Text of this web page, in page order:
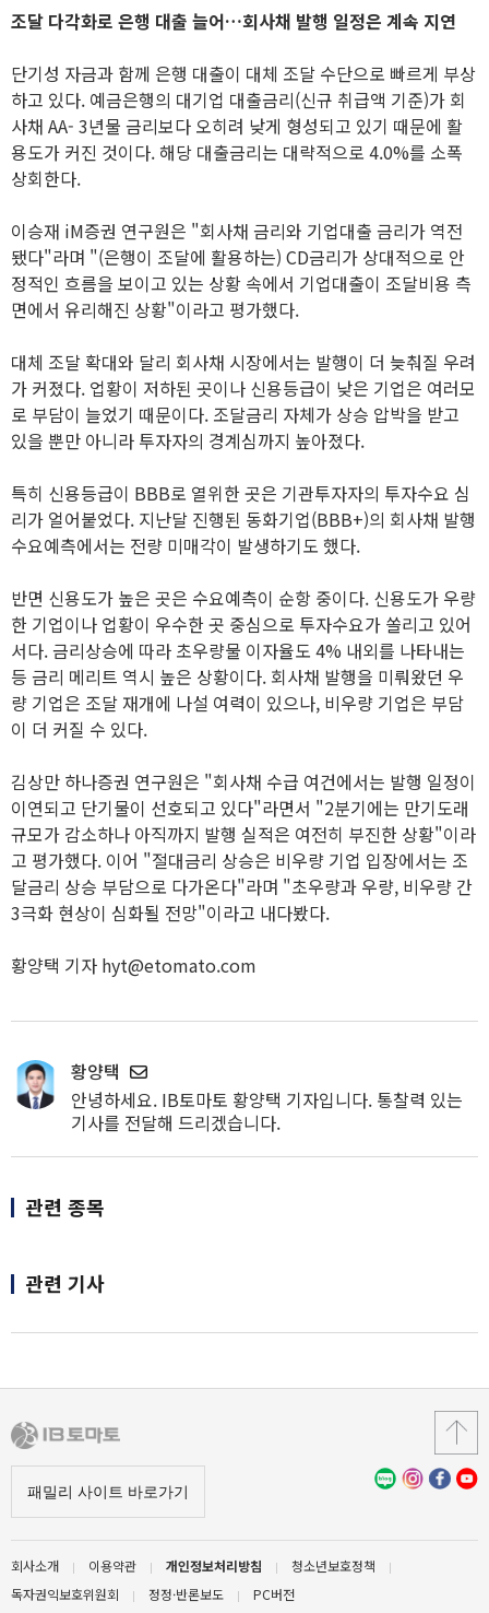
조달 다각화로 은행 대출 늘어…회사채 발행 일정은 계속 지연
단기성 자금과 함께 은행 대출이 대체 조달 수단으로 빠르게 부상
하고 있다. 예금은행의 대기업 대출금리(신규 취급액 기준)가 회
사채 AA- 3년물 금리보다 오히려 낮게 형성되고 있기 때문에 활
용도가 커진 것이다. 해당 대출금리는 대략적으로 4.0%를 소폭
상회한다.
이승재 iM증권 연구원은 "회사채 금리와 기업대출 금리가 역전
됐다"라며 "(은행이 조달에 활용하는) CD금리가 상대적으로 안
정적인 흐름을 보이고 있는 상황 속에서 기업대출이 조달비용 측
면에서 유리해진 상황"이라고 평가했다.
대체 조달 확대와 달리 회사채 시장에서는 발행이 더 늦춰질 우려
가 커졌다. 업황이 저하된 곳이나 신용등급이 낮은 기업은 여러모
로 부담이 늘었기 때문이다. 조달금리 자체가 상승 압박을 받고
있을 뿐만 아니라 투자자의 경계심까지 높아졌다.
특히 신용등급이 BBB로 열위한 곳은 기관투자자의 투자수요 심
리가 얼어붙었다. 지난달 진행된 동화기업(BBB+)의 회사채 발행
수요예측에서는 전량 미매각이 발생하기도 했다.
반면 신용도가 높은 곳은 수요예측이 순항 중이다. 신용도가 우량
한 기업이나 업황이 우수한 곳 중심으로 투자수요가 쏠리고 있어
서다. 금리상승에 따라 초우량물 이자율도 4% 내외를 나타내는
등 금리 메리트 역시 높은 상황이다. 회사채 발행을 미뤄왔던 우
량 기업은 조달 재개에 나설 여력이 있으나, 비우량 기업은 부담
이 더 커질 수 있다.
김상만 하나증권 연구원은 "회사채 수급 여건에서는 발행 일정이
이연되고 단기물이 선호되고 있다"라면서 "2분기에는 만기도래
규모가 감소하나 아직까지 발행 실적은 여전히 부진한 상황"이라
고 평가했다. 이어 "절대금리 상승은 비우량 기업 입장에서는 조
달금리 상승 부담으로 다가온다"라며 "초우량과 우량, 비우량 간
3극화 현상이 심화될 전망"이라고 내다봤다.
황양택 기자 hyt@etomato.com
황양택
안녕하세요. IB토마토 황양택 기자입니다. 통찰력 있는
기사를 전달해 드리겠습니다.
관련 종목
관련 기사
회사소개 이용약관 개인정보처리방침
청소년보호정책
독자권익보호위원회
정정·반론보도 PC버전